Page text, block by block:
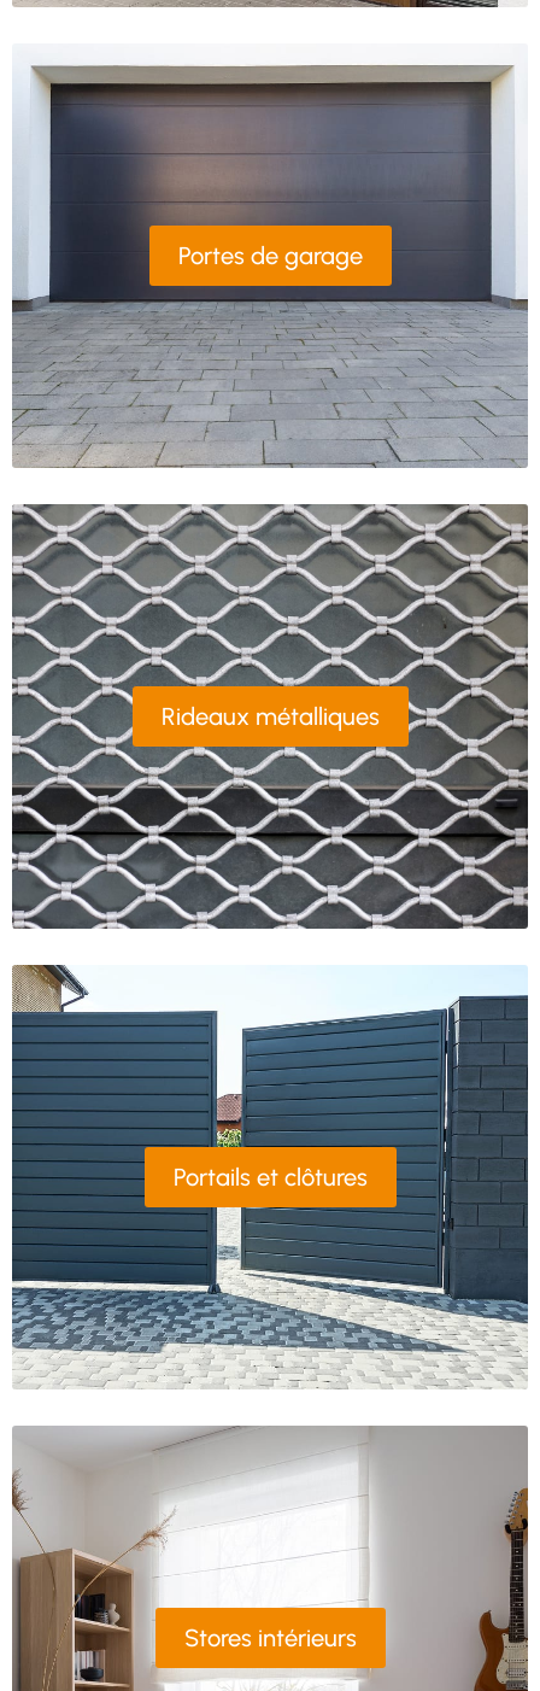
Portes de garage
Rideaux métalliques
Portails et clôtures
Stores intérieurs